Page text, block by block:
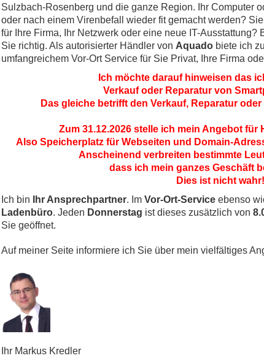
Sulzbach-Rosenberg und die ganze Region. Ihr Computer
oder nach einem Virenbefall wieder fit gemacht werden?
für Ihre Firma, Ihr Netzwerk oder eine neue IT-Ausstattung?
Sie richtig. Als autorisierter Händler von Aquado biete ich
umfangreichem Vor-Ort Service für Sie Privat, Ihre Firma
Ich möchte darauf hinweisen das
Verkauf oder Reparatur von
Das gleiche betrifft den Verkauf, Reparatur
Zum 31.12.2026 stelle ich mein Angebot
Also Speicherplatz für Webseiten und Domain-
Anscheinend verbreiten bestimmte
dass ich mein ganzes Geschäft
Dies ist nicht wahr!
Ich bin
Ihr Ansprechpartner. Im Vor-Ort-Service ebenso
Ladenbüro. Jeden Donnerstag ist dieses zusätzlich von
Sie geöffnet.
Auf meiner Seite informiere ich Sie über mein vielfältiges
Ihr Markus Kredler